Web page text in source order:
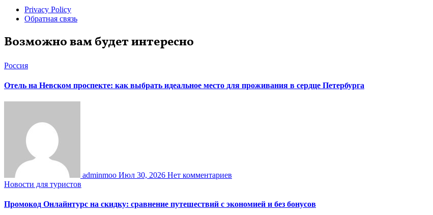
Privacy Policy
Обратная связь
Возможно вам будет интересно
Россия
Отель на Невском проспекте: как выбрать идеальное место для проживания в сердце Петербурга
adminmoo Июл 30, 2026 Нет комментариев
Новости для туристов
Промокод Онлайнтурс на скидку: сравнение путешествий с экономией и без бонусов